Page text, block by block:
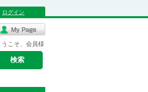
ログイン
うこそ、会員様
検索